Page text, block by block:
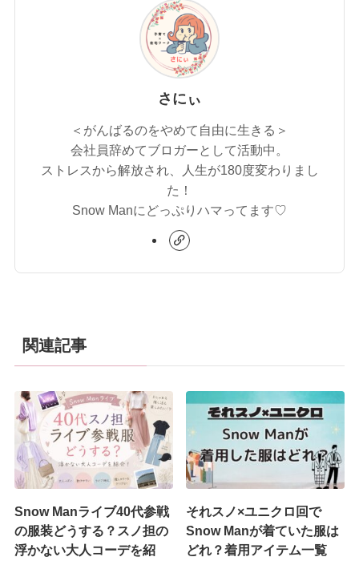
さにぃ
＜がんばるのをやめて自由に生きる＞
会社員辞めてブロガーとして活動中。
ストレスから解放され、人生が180度変わりまし
た！
Snow Manにどっぷりハマってます♡
関連記事
Snow Manライブ40代参戦
の服装どうする？スノ担の
浮かない大人コーデを紹
それスノ×ユニクロ回で
Snow Manが着ていた服は
どれ？着用アイテム一覧